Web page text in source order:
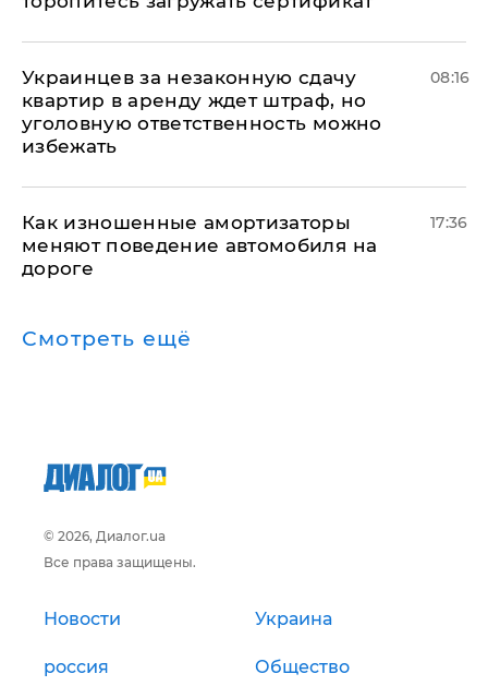
Украинцев за незаконную сдачу
квартир в аренду ждет штраф, но
уголовную ответственность можно
избежать
08:16
Как изношенные амортизаторы
меняют поведение автомобиля на
дороге
17:36
Смотреть ещё
© 2026, Диалог.ua
Все права защищены.
Новости Украина
россия Общество